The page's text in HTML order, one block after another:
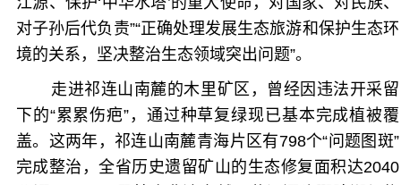
对子孙后代负责”“正确处理发展生态旅游和保护生态环
境的关系，坚决整治生态领域突出问题”。
走进祁连山南麓的木里矿区，曾经因违法开采留
下的“累累伤疤”，通过种草复绿现已基本完成植被覆
盖。这两年，祁连山南麓青海片区有798个“问题图斑”
完成整治，全省历史遗留矿山的生态修复面积达2040